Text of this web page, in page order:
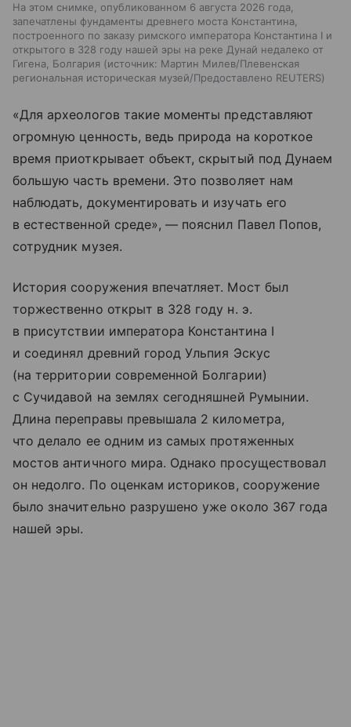
На этом снимке, опубликованном 6 августа 2026 года,
запечатлены фундаменты древнего моста Константина,
построенного по заказу римского императора Константина I и
открытого в 328 году нашей эры на реке Дунай недалеко от
Гигена, Болгария
источник: Мартин Милев/Плевенская
региональная историческая музей/Предоставлено REUTERS
«Для археологов такие моменты представляют
огромную ценность, ведь природа на короткое
время приоткрывает объект, скрытый под Дунаем
большую часть времени. Это позволяет нам
наблюдать, документировать и изучать его
в естественной среде», — пояснил Павел Попов,
сотрудник музея.
История сооружения впечатляет. Мост был
торжественно открыт в 328 году н. э.
в присутствии императора Константина I
и соединял древний город Ульпия Эскус
(на территории современной Болгарии)
с Сучидавой на землях сегодняшней Румынии.
Длина переправы превышала 2 километра,
что делало ее одним из самых протяженных
мостов античного мира. Однако просуществовал
он недолго. По оценкам историков, сооружение
было значительно разрушено уже около 367 года
нашей эры.